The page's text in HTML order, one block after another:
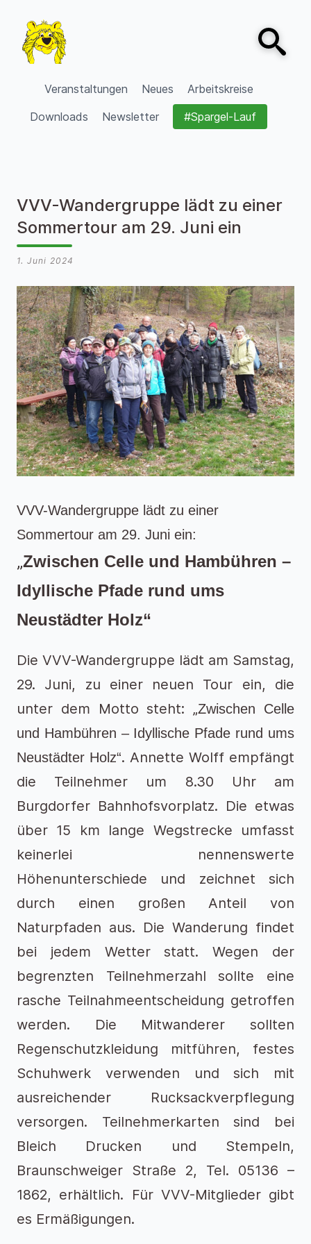
VVV Burgdorf
Veranstaltungen Neues
Arbeitskreise
Downloads
Newsletter #Spargel-Lauf
Open
VVV-Wandergruppe lädt zu einer
Sommertour am 29. Juni ein
1. Juni 2024
VVV-Wandergruppe lädt zu einer
Sommertour am 29. Juni ein:
„Zwischen Celle und Hambühren –
Idyllische Pfade rund ums
Neustädter Holz“
Die VVV-Wandergruppe lädt am Samstag,
29. Juni, zu einer neuen Tour ein, die
unter dem Motto steht: „Zwischen Celle
und Hambühren – Idyllische Pfade rund ums
Neustädter Holz“. Annette Wolff empfängt
die Teilnehmer um 8.30 Uhr am
Burgdorfer Bahnhofsvorplatz. Die etwas
über 15 km lange Wegstrecke umfasst
keinerlei nennenswerte
Höhenunterschiede und zeichnet sich
durch einen großen Anteil von
Naturpfaden aus. Die Wanderung findet
bei jedem Wetter statt. Wegen der
begrenzten Teilnehmerzahl sollte eine
rasche Teilnahmeentscheidung getroffen
werden. Die Mitwanderer sollten
Regenschutzkleidung mitführen, festes
Schuhwerk verwenden und sich mit
ausreichender Rucksackverpflegung
versorgen. Teilnehmerkarten sind bei
Bleich Drucken und Stempeln,
Braunschweiger Straße 2, Tel. 05136 –
1862, erhältlich. Für VVV-Mitglieder gibt
es Ermäßigungen.